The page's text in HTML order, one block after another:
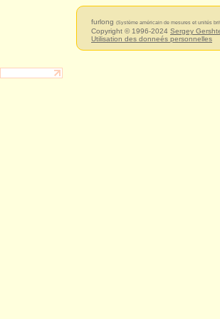
furlong (Système américain de mesures et unités
Copyright © 1996-2024 Sergey
Utilisation des donneés personnelles